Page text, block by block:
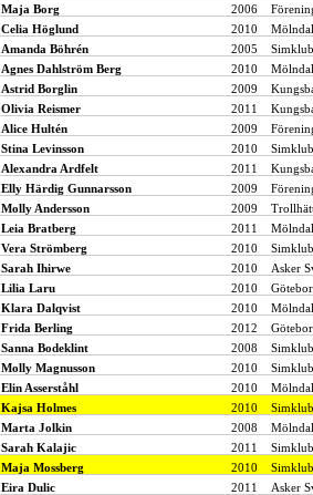
Maja Borg 2006
Celia Höglund 2010
Amanda Böhrén 2005
Agnes Dahlström Berg 2010
Astrid Borglin 2009
Olivia Reismer 2011
Alice Hultén 2009
Stina Levinsson 2010
Alexandra Ardfelt 2011
Elly Härdig Gunnarsson 2009
Molly Andersson 2009
Leia Bratberg 2011
Vera Strömberg 2010
Sarah Ihirwe 2010
Asker
Lilia Laru 2010
Klara Dalqvist 2010
Frida Berling 2012
Sanna Bodeklint 2008
Molly Magnusson 2010
Elin Asserståhl 2010
Kajsa Holmes 2010
Marta Jolkin 2008
Sarah Kalajic 2011
Maja Mossberg 2010
Eira Dulic 2011
Asker